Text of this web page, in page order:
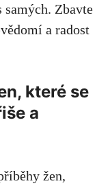
samých. Zbavte
a radost
které se
a
žen,